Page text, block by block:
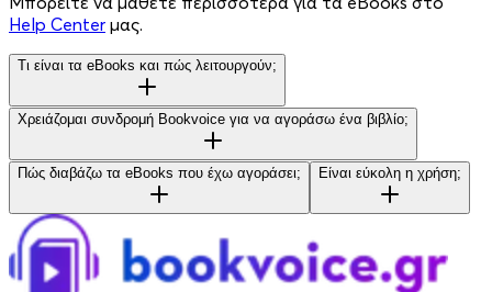
Help Center μας.
Τι είναι τα eBooks και πώς λειτουργούν;
Χρειάζομαι συνδρομή Bookvoice για να αγοράσω ένα βιβλίο;
Πώς διαβάζω τα eBooks που έχω αγοράσει; Είναι εύκολη η χρήση;